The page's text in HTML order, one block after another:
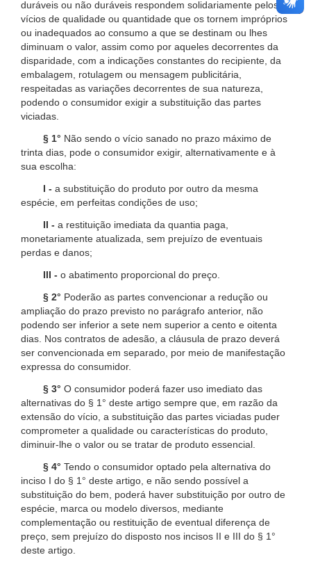
duráveis ou não duráveis respondem solidariamente pelos
vícios de qualidade ou quantidade que os tornem impróprios
ou inadequados ao consumo a que se destinam ou lhes
diminuam o valor, assim como por aqueles decorrentes da
disparidade, com a indicações constantes do recipiente, da
embalagem, rotulagem ou mensagem publicitária,
respeitadas as variações decorrentes de sua natureza,
podendo o consumidor exigir a substituição das partes
viciadas.
§ 1° Não sendo o vício sanado no prazo máximo de
trinta dias, pode o consumidor exigir, alternativamente e à
sua escolha:
I - a substituição do produto por outro da mesma
espécie, em perfeitas condições de uso;
II - a restituição imediata da quantia paga,
monetariamente atualizada, sem prejuízo de eventuais
perdas e danos;
III - o abatimento proporcional do preço.
§ 2° Poderão as partes convencionar a redução ou
ampliação do prazo previsto no parágrafo anterior, não
podendo ser inferior a sete nem superior a cento e oitenta
dias. Nos contratos de adesão, a cláusula de prazo deverá
ser convencionada em separado, por meio de manifestação
expressa do consumidor.
§ 3° O consumidor poderá fazer uso imediato das
alternativas do § 1° deste artigo sempre que, em razão da
extensão do vício, a substituição das partes viciadas puder
comprometer a qualidade ou características do produto,
diminuir-lhe o valor ou se tratar de produto essencial.
§ 4° Tendo o consumidor optado pela alternativa do
inciso I do § 1° deste artigo, e não sendo possível a
substituição do bem, poderá haver substituição por outro de
espécie, marca ou modelo diversos, mediante
complementação ou restituição de eventual diferença de
preço, sem prejuízo do disposto nos incisos II e III do § 1°
deste artigo.